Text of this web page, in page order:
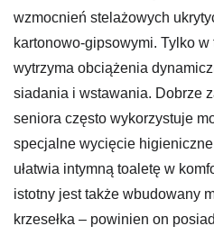
wzmocnień stelażowych
kartonowo-gipsowymi. Tylko
wytrzyma obciążenia
siadania i wstawania. Dobrze
seniora często wykorzystuje
specjalne wycięcie higieniczne
ułatwia intymną toaletę w
istotny jest także wbudowany
krzesełka – powinien on